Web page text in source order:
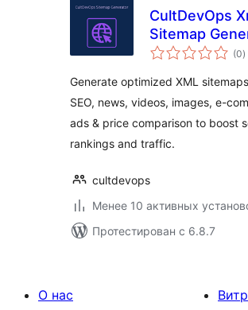
CultDevOps
Sitemap
Seo, News,
Commerce,
Price
(0)
Generate optimized XML
SEO, news, videos, images, e-
ads & price comparison to boost
rankings and traffic.
cultdevops
Менее 10 активных
Протестирован с 6.8.7
О нас